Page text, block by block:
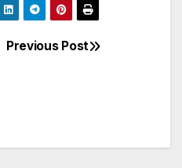
Previous Post